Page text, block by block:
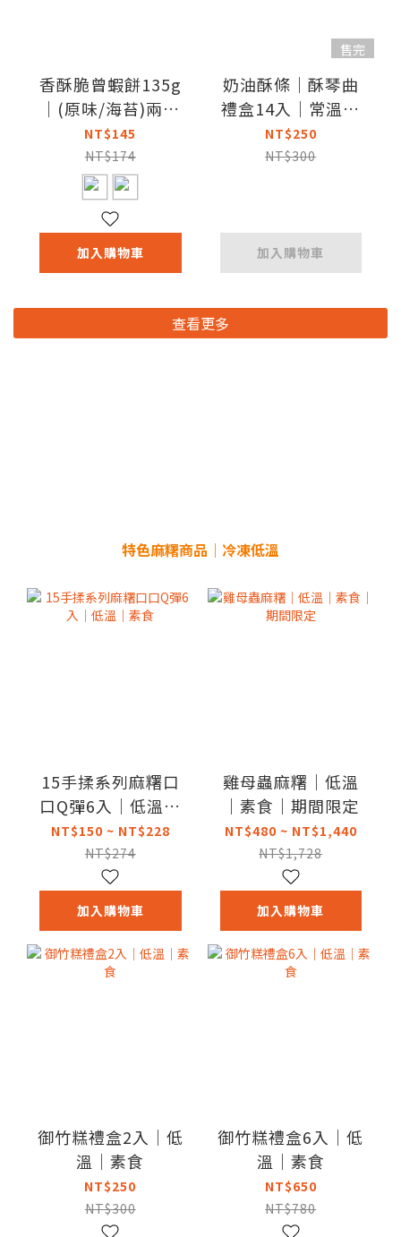
香酥脆曾蝦餅135g
｜(原味/海苔)兩種
口味｜常溫
NT$145
NT$174
加入購物車
售完
奶油酥條｜酥琴曲
禮盒14入｜常溫｜
蛋奶素
NT$250
NT$300
加入購物車
查看更多
特色麻糬商品｜冷凍低溫
15手揉系列麻糬口
口Q彈6入｜低溫｜
素食
NT$150 ~ NT$228
NT$274
加入購物車
雞母蟲麻糬｜低溫
｜素食｜期間限定
NT$480 ~ NT$1,440
NT$1,728
加入購物車
御竹糕禮盒2入｜低
溫｜素食
NT$250
NT$300
御竹糕禮盒6入｜低
溫｜素食
NT$650
NT$780